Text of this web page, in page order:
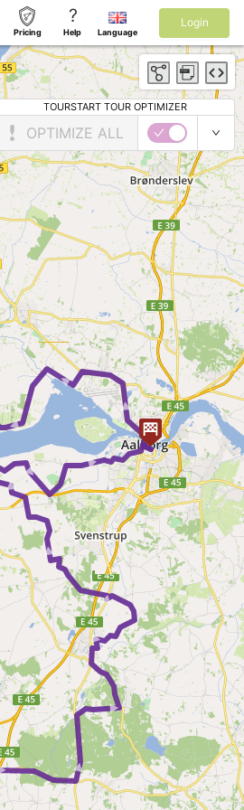
► ►
► ►
Pricing
?
Help Language
Login
TOURSTART TOUR OPTIMIZER
OPTIMIZE ALL